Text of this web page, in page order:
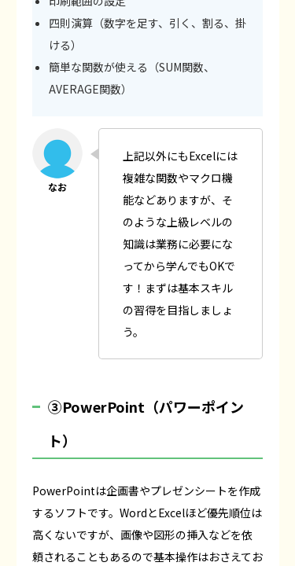
四則演算（数字を足す、引く、割る、掛
ける）
簡単な関数が使える（SUM関数、
AVERAGE関数）
上記以外にもExcelには
複雑な関数やマクロ機
能などありますが、そ
のような上級レベルの
知識は業務に必要にな
ってから学んでもOKで
す！まずは基本スキル
の習得を目指しましょ
う。
③PowerPoint（パワーポイン
ト）
PowerPointは企画書やプレゼンシートを作成
するソフトです。WordとExcelほど優先順位は
高くないですが、画像や図形の挿入などを依
頼されることもあるので基本操作はおさえてお